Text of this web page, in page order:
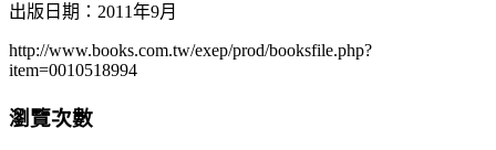
出版日期：2011年9月
http://www.books.com.tw/exep/prod/booksfile.php?
item=0010518994
瀏覽次數